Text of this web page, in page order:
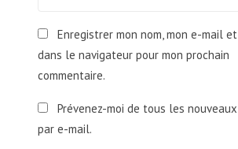
Enregistrer mon nom, mon e-mail
dans le navigateur pour mon prochain
commentaire.
Prévenez-moi de tous les
par e-mail.